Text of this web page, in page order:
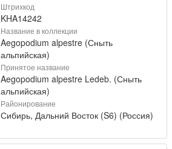
Штрихкод
KHA14242
Название в коллекции
Aegopodium alpestre (Сныть
альпийская)
Принятое название
Aegopodium alpestre Ledeb. (Сныть
альпийская)
Районирование
Сибирь, Дальний Восток (S6) (Россия)